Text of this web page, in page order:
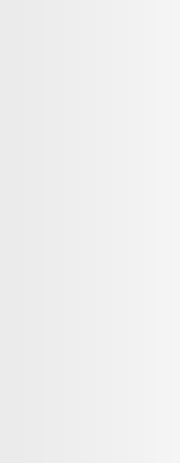
研成果
促进乡